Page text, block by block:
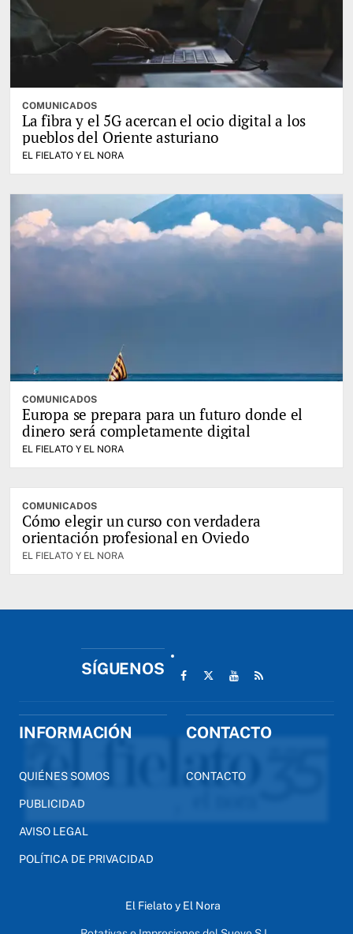
COMUNICADOS
La fibra y el 5G acercan el ocio digital a los
pueblos del Oriente asturiano
EL FIELATO Y EL NORA
COMUNICADOS
Europa se prepara para un futuro donde el
dinero será completamente digital
EL FIELATO Y EL NORA
COMUNICADOS
Cómo elegir un curso con verdadera
orientación profesional en Oviedo
EL FIELATO Y EL NORA
SÍGUENOS
INFORMACIÓN
QUIÉNES SOMOS
PUBLICIDAD
AVISO LEGAL
POLÍTICA DE PRIVACIDAD
CONTACTO
CONTACTO
El Fielato y El Nora